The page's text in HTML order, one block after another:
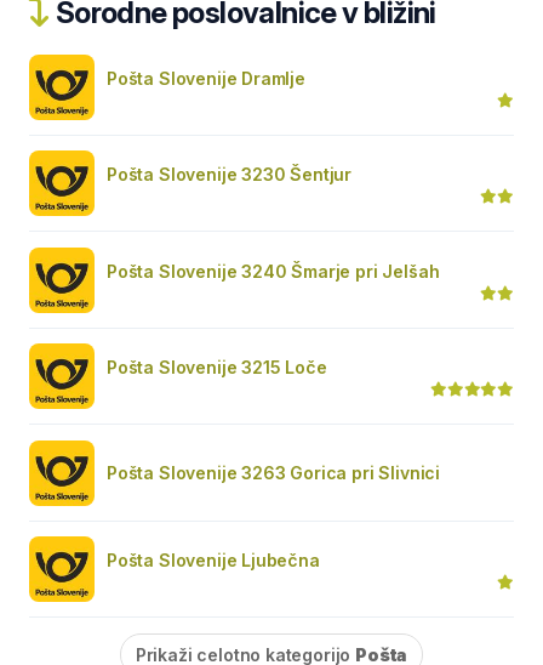
Sorodne poslovalnice v bližini
Pošta Slovenije Dramlje
Pošta Slovenije 3230 Šentjur
Pošta Slovenije 3240 Šmarje pri Jelšah
Pošta Slovenije 3215 Loče
Pošta Slovenije 3263 Gorica pri Slivnici
Pošta Slovenije Ljubečna
Prikaži celotno kategorijo Pošta